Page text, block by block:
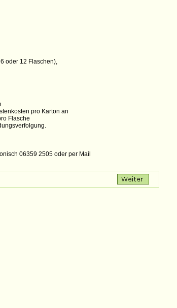
oder 12 Flaschen),
pro Karton an
Flasche
06359 2505 oder per Mail